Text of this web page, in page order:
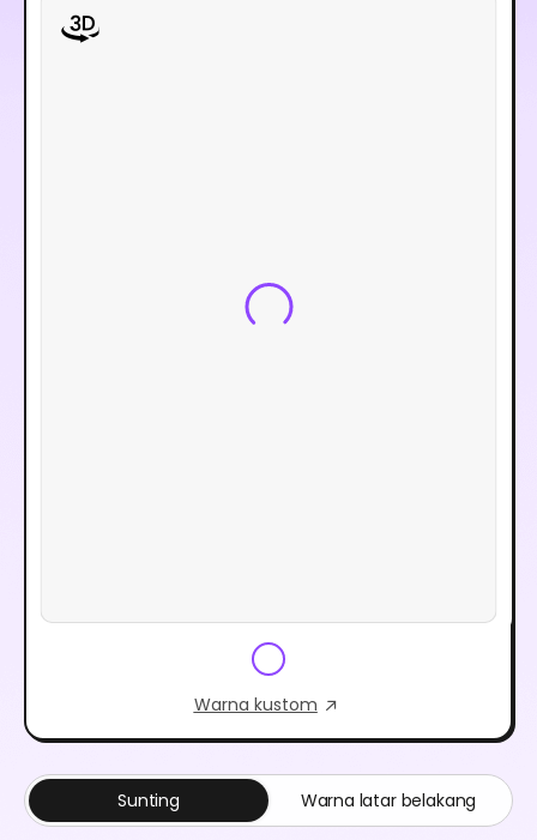
Warna kustom
Sunting Warna latar belakang